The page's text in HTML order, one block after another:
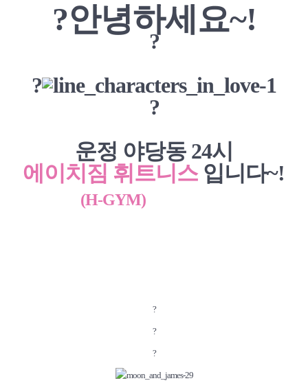
?안녕하세요~!
?
?
?
운정 야당동 24시
에이치짐 휘트니스 입니다~!
(H-GYM)
?
?
?